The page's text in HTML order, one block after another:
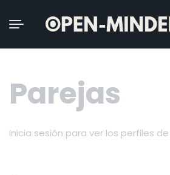
Buscar:
Parejas
Inicia sesión para ver los perfiles